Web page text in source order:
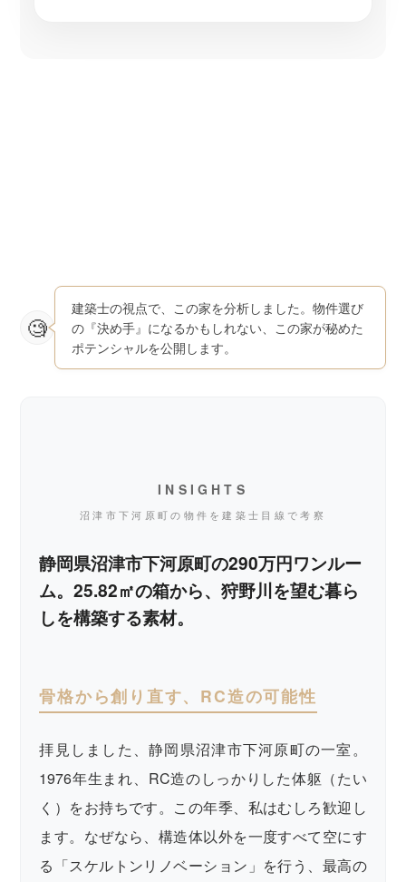
建築士の視点で、この家を分析しました。物件選び
の『決め手』になるかもしれない、この家が秘めた
ポテンシャルを公開します。
INSIGHTS
沼津市下河原町の物件を建築士目線で考察
静岡県沼津市下河原町の290万円ワンルー
ム。25.82㎡の箱から、狩野川を望む暮ら
しを構築する素材。
骨格から創り直す、RC造の可能性
拝見しました、静岡県沼津市下河原町の一室。
1976年生まれ、RC造のしっかりした体躯（たい
く）をお持ちです。この年季、私はむしろ歓迎し
ます。なぜなら、構造体以外を一度すべて空にす
る「スケルトンリノベーション」を行う、最高の